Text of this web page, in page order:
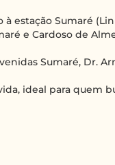
estação Sumaré
e Cardoso de
Sumaré, Dr.
ideal para quem